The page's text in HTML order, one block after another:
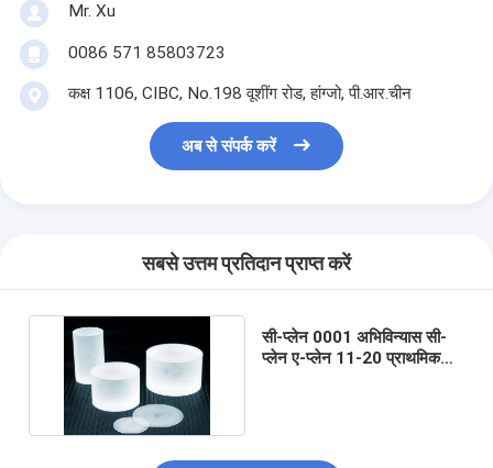
Mr. Xu
0086 571 85803723
कक्ष 1106, CIBC, No.198 वूशींग रोड, हांग्जो, पी.आर.चीन
अब से संपर्क करें
सबसे उत्तम प्रतिदान प्राप्त करें
सी-प्लेन 0001 अभिविन्यास सी-
प्लेन ए-प्लेन 11-20 प्राथमिक